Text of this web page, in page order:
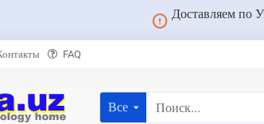
Доставляем по
FAQ
Все
Поиск...